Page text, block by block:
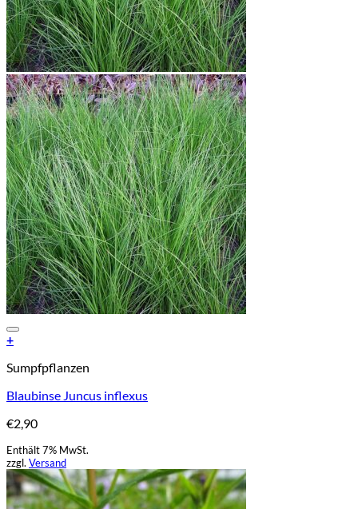
+
Sumpfpflanzen
Blaubinse Juncus inflexus
€2,90
Enthält 7% MwSt.
zzgl. Versand